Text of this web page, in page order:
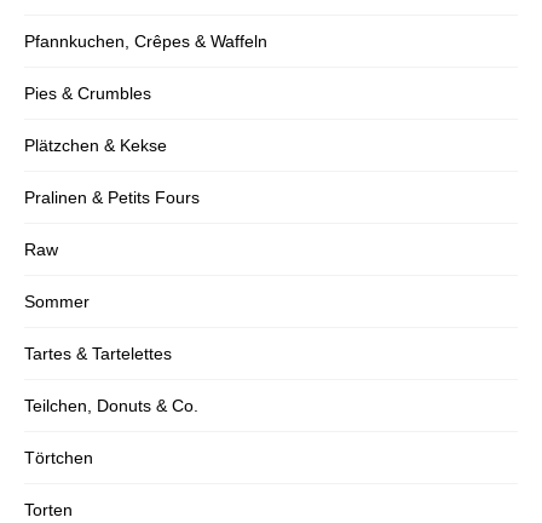
Pfannkuchen, Crêpes & Waffeln
Pies & Crumbles
Plätzchen & Kekse
Pralinen & Petits Fours
Raw
Sommer
Tartes & Tartelettes
Teilchen, Donuts & Co.
Törtchen
Torten